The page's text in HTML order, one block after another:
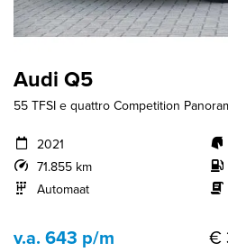
Audi Q5
55 TFSI e quattro Competition
2021
71.855 km
Automaat
v.a. 643 p/m €